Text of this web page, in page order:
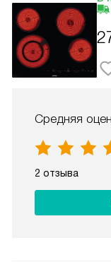
Средняя
2 отзыва